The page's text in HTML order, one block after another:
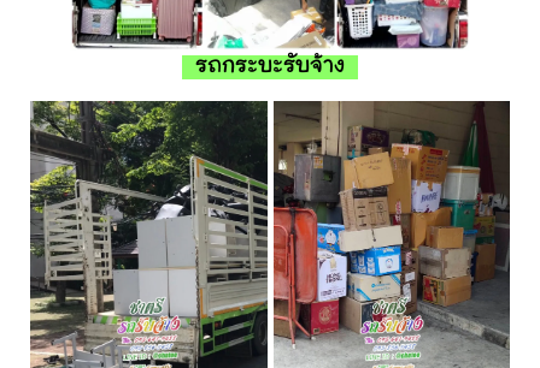
รถกระบะรับจ้าง